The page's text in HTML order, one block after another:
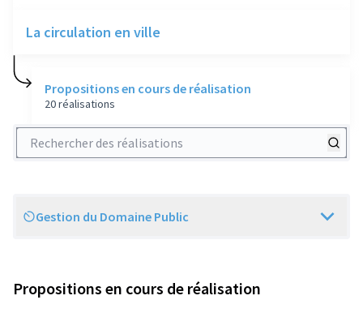
La circulation en ville
Propositions en cours de réalisation
20 réalisations
Rechercher des réalisations
Scope
Gestion du Domaine Public
Propositions en cours de réalisation